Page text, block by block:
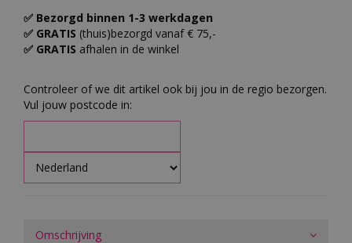
✅ Bezorgd binnen 1-3 werkdagen
✅ GRATIS (thuis)bezorgd vanaf € 75,-
✅ GRATIS afhalen in de winkel
Controleer of we dit artikel ook bij jou in de regio bezorgen.
Vul jouw postcode in:
Omschrijving